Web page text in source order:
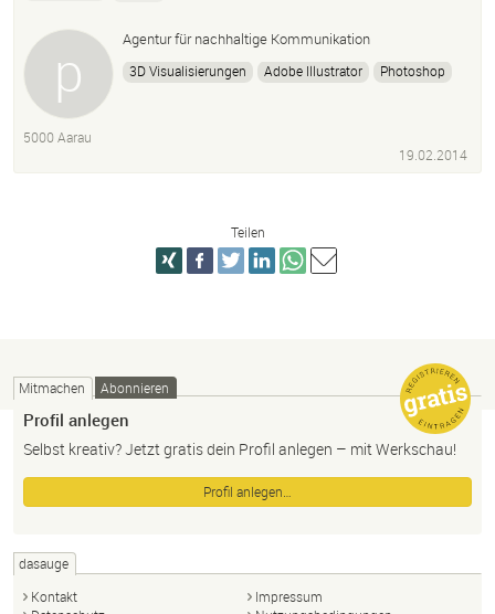
Agentur für nachhaltige Kommunikation
3D Visualisierungen Adobe Illustrator
Photoshop
5000 Aarau
19.02.2014
Teilen
Mitmachen Abonnieren
Profil anlegen
Selbst kreativ? Jetzt gratis dein Profil anlegen – mit Werkschau!
Profil anlegen…
dasauge
Kontakt
Impressum